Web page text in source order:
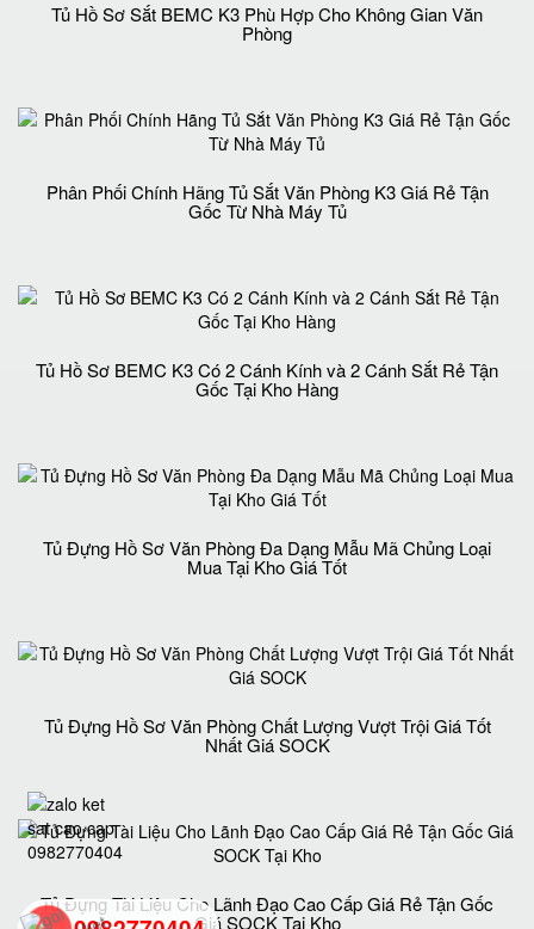
Tủ Hồ Sơ Sắt BEMC K3 Phù Hợp Cho Không Gian Văn
Phòng
Phân Phối Chính Hãng Tủ Sắt Văn Phòng K3 Giá Rẻ Tận
Gốc Từ Nhà Máy Tủ
Tủ Hồ Sơ BEMC K3 Có 2 Cánh Kính và 2 Cánh Sắt Rẻ Tận
Gốc Tại Kho Hàng
Tủ Đựng Hồ Sơ Văn Phòng Đa Dạng Mẫu Mã Chủng Loại
Mua Tại Kho Giá Tốt
Tủ Đựng Hồ Sơ Văn Phòng Chất Lượng Vượt Trội Giá Tốt
Nhất Giá SOCK
Tủ Đựng Tài Liệu Cho Lãnh Đạo Cao Cấp Giá Rẻ Tận Gốc
Giá SOCK Tại Kho